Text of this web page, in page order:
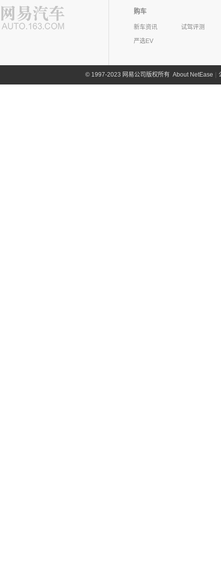
购车
新车资讯
试驾评测
严选EV
©1997-2023 网易公司版权所有 About NetEase